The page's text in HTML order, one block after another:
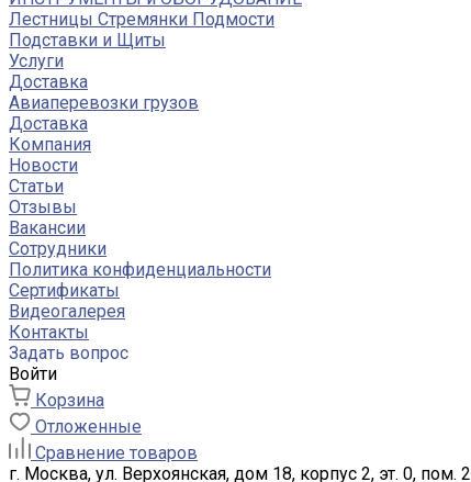
Лестницы Стремянки Подмости
Подставки и Щиты
Услуги
Доставка
Авиаперевозки грузов
Доставка
Компания
Новости
Статьи
Отзывы
Вакансии
Сотрудники
Политика конфиденциальности
Сертификаты
Видеогалерея
Контакты
Задать вопрос
Войти
Корзина
Отложенные
Сравнение товаров
г. Москва, ул. Верхоянская, дом 18, корпус 2, эт. 0, пом. 2